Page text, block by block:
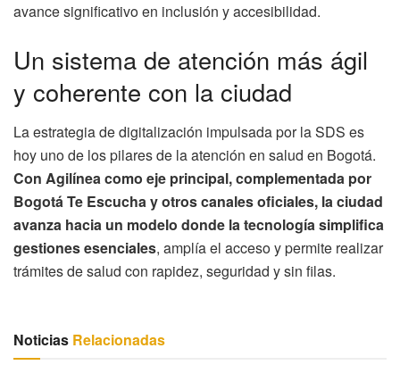
avance significativo en inclusión y accesibilidad.
Un sistema de atención más ágil
y coherente con la ciudad
La estrategia de digitalización impulsada por la SDS es
hoy uno de los pilares de la atención en salud en Bogotá.
Con Agilínea como eje principal, complementada por
Bogotá Te Escucha y otros canales oficiales, la ciudad
avanza hacia un modelo donde la tecnología simplifica
gestiones esenciales, amplía el acceso y permite realizar
trámites de salud con rapidez, seguridad y sin filas.
Noticias Relacionadas